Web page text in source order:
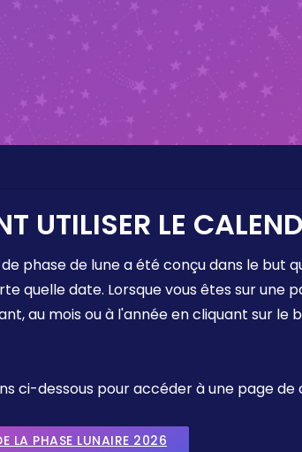
UTILISER LE
phase de lune a été conçu dans le but
quelle date. Lorsque vous êtes sur une
au mois ou à l'année en cliquant sur
ci-dessous pour accéder à une page
LA PHASE LUNAIRE 2026